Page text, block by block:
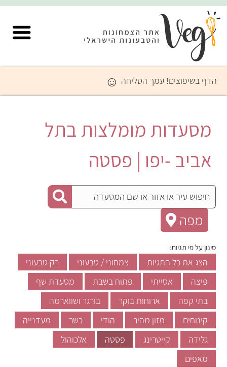
הדף בשיפוצים! עמך הסליחה ☺
מסעדות מומלצות בתל
אביב -יפו | פסטה
מפה
סינון על פי תגיות:
הצג את כל התגיות צמחוני / טבעוני
רק טבעוני
פיצה
אסייתי פתוח בשבת
מסעדת שף
בתי קפה
ארוחות בוקר
בורגר ושווארמה
קינוחים
מזון מהיר הודי כשר
מעדנייה
גלידה
קייטרינג פסטה
אלכוהול
מאפים